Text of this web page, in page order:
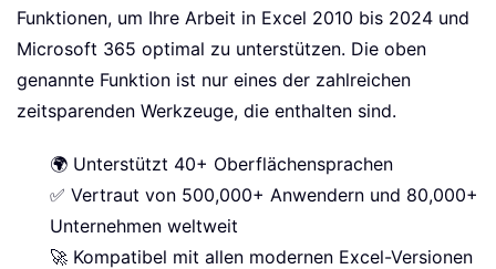
Funktionen, um Ihre Arbeit in Excel 2010 bis 2024 und
Microsoft 365 optimal zu unterstützen. Die oben
genannte Funktion ist nur eines der zahlreichen
zeitsparenden Werkzeuge, die enthalten sind.
🌍 Unterstützt 40+ Oberflächensprachen
✅ Vertraut von 500,000+ Anwendern und 80,000+
Unternehmen weltweit
🚀 Kompatibel mit allen modernen Excel-Versionen